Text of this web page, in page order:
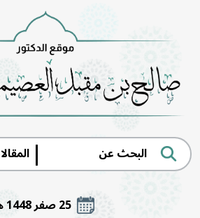
|
25 صفر 1448 هـ